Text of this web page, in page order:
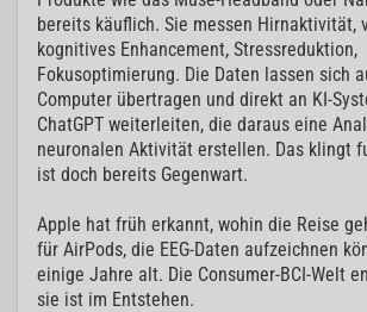
bereits käuflich. Sie messen Hirnaktivität,
kognitives Enhancement, Stressreduktion,
Fokusoptimierung. Die Daten lassen sich
Computer übertragen und direkt an KI-
ChatGPT weiterleiten, die daraus eine
neuronalen Aktivität erstellen. Das klingt
ist doch bereits Gegenwart.
Apple hat früh erkannt, wohin die Reise
für AirPods, die EEG-Daten aufzeichnen
einige Jahre alt. Die Consumer-BCI-Welt
sie ist im Entstehen.